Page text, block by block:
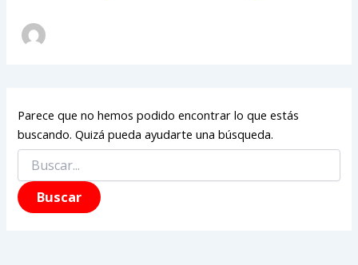
Parece que no hemos podido encontrar lo que estás
buscando. Quizá pueda ayudarte una búsqueda.